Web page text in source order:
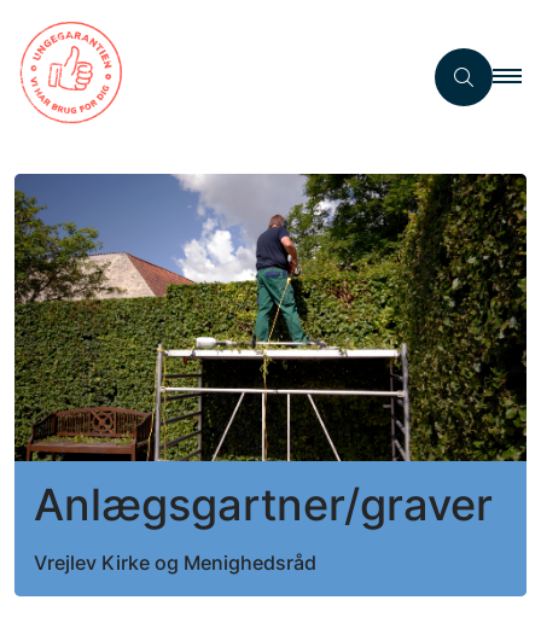
Anlægsgartner/graver
Vrejlev Kirke og Menighedsråd